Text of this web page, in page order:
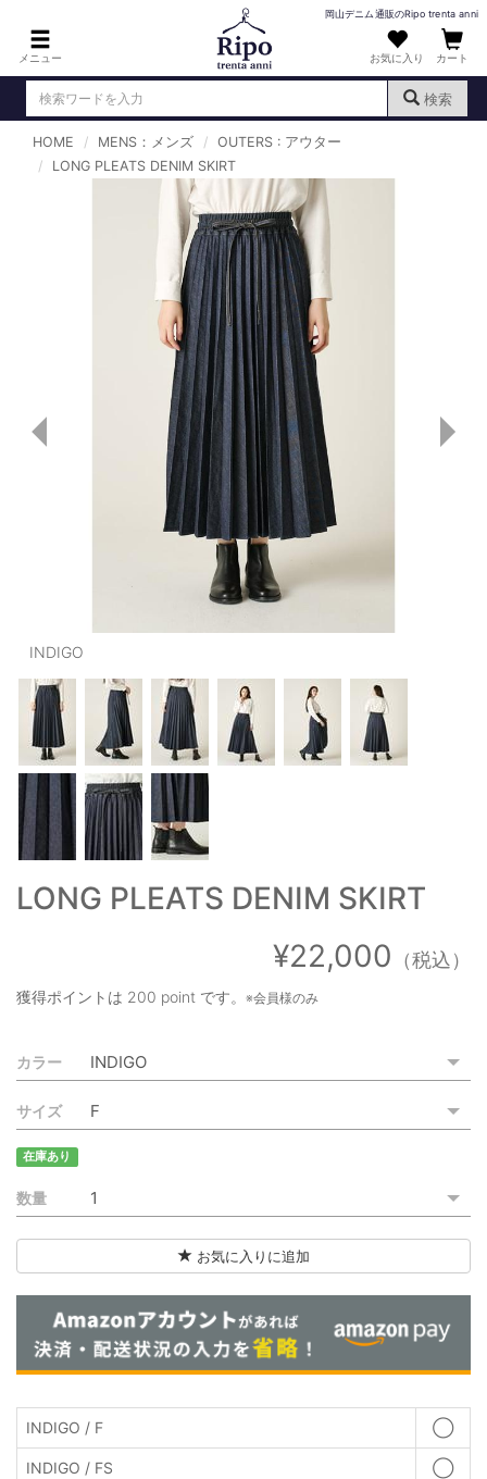
メニュー
岡山デニム通販のRipo trenta anni
お気に入り カート
検索
ログイン （新規会員登録）
DENIM : デニム
PANTS : パンツ
TOPS : トップス
T-SHIRT : Tシャツ
KNIT : ニット
SHIRT : シャツ
OUTERS : アウター
DENIM : デニム
PANTS/SKIRT : パンツ・スカート
TOPS : トップス
OUTERS : アウター
OUTLET : アウトレット
MENS : メンズ
LADIES : レディース
新規会員登録
ご利用ガイド
HOME MENS：メンズ
OUTERS : アウター
LONG PLEATS DENIM SKIRT
INDIGO
LONG PLEATS DENIM SKIRT
¥22,000 （税込）
獲得ポイントは 200 point です。 ※会員様のみ
カラー
サイズ
在庫あり
数量
お気に入りに追加
INDIGO / F ◯
INDIGO / FS ◯